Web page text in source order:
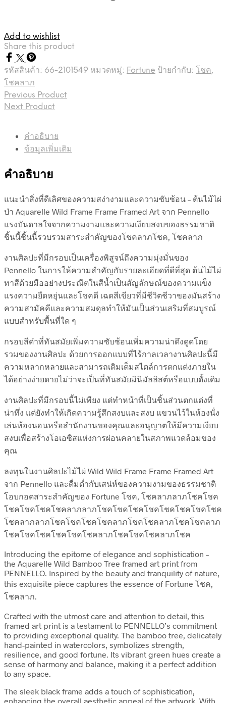
Add to wishlist
Share this product
รหัสสินค้า: 66-2101549 หมวดหมู่: Fortune ป้ายกำกับ: โชค,
โชคลาภ
Previous Product
Next Product
คำอธิบาย
ข้อมูลเพิ่มเติม
คำอธิบาย
แนะนำสิ่งที่ดีเลิศของความสง่างามและความซับซ้อน – ต้นไม้ไผ่
ป่า Aquarelle Wild Frame Frame Framed Art จาก Pennello
แรงบันดาลใจจากความงามและความเงียบสงบของธรรมชาติ
ชิ้นนี้ชิ้นนี้รวบรวมสาระสำคัญของโชคลาภโชค, โชคลาภ
งานศิลปะที่มีกรอบเป็นเครื่องพิสูจน์ถึงความมุ่งมั่นของ
Pennello ในการให้ความสำคัญกับรายละเอียดที่ดีที่สุด ต้นไม้ไผ่
ทาสีด้วยมืออย่างประณีตในสีน้ำเป็นสัญลักษณ์ของความแข็ง
แรงความยืดหยุ่นและโชคดี เฉดสีเขียวที่มีชีวิตชีวาของมันสร้าง
ความสามัคคีและความสมดุลทำให้มันเป็นส่วนเสริมที่สมบูรณ์
แบบสำหรับพื้นที่ใด ๆ
กรอบสีดำที่ทันสมัยเพิ่มความซับซ้อนเพิ่มความน่าดึงดูดโดย
รวมของงานศิลปะ ด้วยการออกแบบที่ไร้กาลเวลางานศิลปะนี้มี
ความหลากหลายและสามารถเติมเต็มสไตล์การตกแต่งภายใน
ได้อย่างง่ายดายไม่ว่าจะเป็นที่ทันสมัยมินิมัลลิสต์หรือแบบดั้งเดิม
งานศิลปะที่มีกรอบนี้ไม่เพียง แต่ทำหน้าที่เป็นชิ้นส่วนตกแต่งที่
น่าทึ่ง แต่ยังทำให้เกิดความรู้สึกสงบและสงบ แขวนไว้ในห้องนั่ง
เล่นห้องนอนหรือสำนักงานของคุณและอนุญาตให้มีความเงียบ
สงบเพื่อสร้างโอเอซิสแห่งการผ่อนคลายในสภาพแวดล้อมของ
คุณ
ลงทุนในงานศิลปะไม้ไผ่ Wild Wild Frame Frame Framed Art
จาก Pennello และดื่มด่ำกับเสน่ห์ของความงามของธรรมชาติ
โอบกอดสาระสำคัญของ Fortune โชค, โชคลาภลาภโชคโชค
โชคโชคโชคโชคลาภลาภโชคโชคโชคโชคโชคโชคโชคโชค
โชคลาภลาภโชคโชคโชคโชคลาภโชคโชคลาภโชคโชคลาภ
โชคโชคโชคโชคโชคโชคลาภโชคโชคโชคลาภโชค
Introducing the epitome of elegance and sophistication –
the Aquarelle Wild Bamboo Tree framed art print from
PENNELLO. Inspired by the beauty and tranquility of nature,
this exquisite piece captures the essence of Fortune โชค,
โชคลาภ.
Crafted with the utmost care and attention to detail, this
framed art print is a testament to PENNELLO’s commitment
to providing exceptional quality. The bamboo tree, delicately
hand-painted in watercolors, symbolizes strength,
resilience, and good fortune. Its vibrant green hues create a
sense of harmony and balance, making it a perfect addition
to any space.
The sleek black frame adds a touch of sophistication,
enhancing the overall aesthetic appeal of the artwork. With